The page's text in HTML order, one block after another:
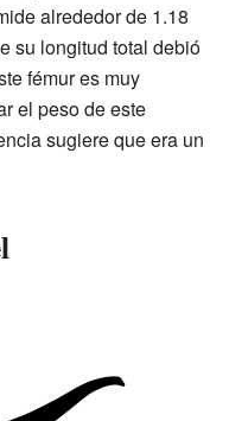
alrededor de 1.18
su longitud total debió
fémur es muy
el peso de este
sugiere que era un